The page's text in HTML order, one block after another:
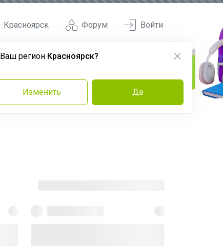
Форум
Красноярск
Ваш регион Красноярск?
Изменить Да
Войти